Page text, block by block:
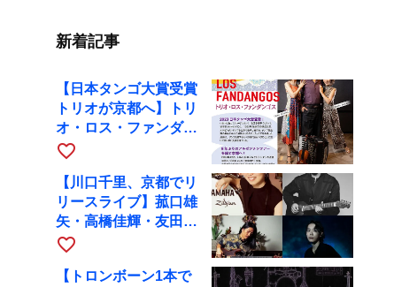
新着記事
【日本タンゴ大賞受賞
トリオが京都へ】トリ
オ・ロス・ファンダン
ゴスが10月9日にRAG
favorite_border
【川口千里、京都でリ
リースライブ】菰口雄
矢・高橋佳輝・友田ジ
ュンと9月28日にRAG
favorite_border
【トロンボーン1本で